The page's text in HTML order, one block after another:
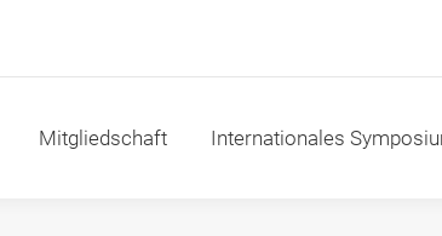
Mitgliedschaft Internationales